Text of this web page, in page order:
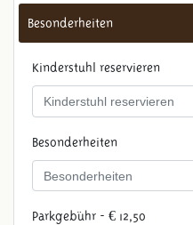
Besonderheiten
Kinderstuhl reservieren
Besonderheiten
Parkgebühr - € 12,50